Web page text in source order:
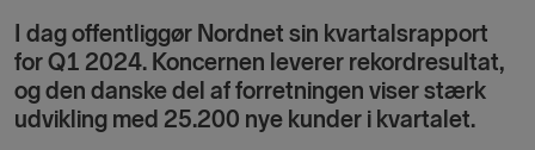
I dag offentliggør Nordnet sin kvartalsrapport
for Q1 2024. Koncernen leverer rekordresultat,
og den danske del af forretningen viser stærk
udvikling med 25.200 nye kunder i kvartalet.